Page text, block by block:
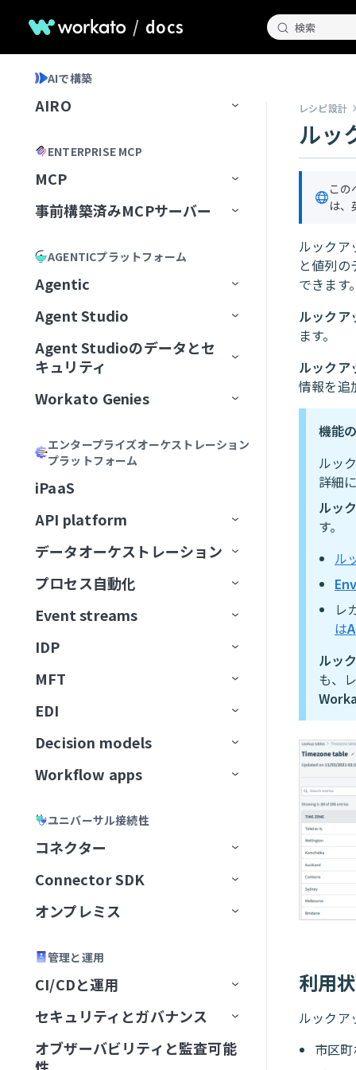
/ docs 検索
AIで構築
AIRO
チャット履歴の管理
AIROが知っていること
最初のブループリントを作成
AIROで構築
Formulaを記述
説明を生成
AIRO MCPサーバー
Acumen
ENTERPRISE MCP
MCP
MCP Registry
リクエスト
MCPサーバーツールの管理
MCPアプリの管理
MCPアプリDevelopment
クティス
MCPツール設計のベストプラク
認証
承認
セス
トラフィック管理
サードパーティサーバーへのプ
MCPサーバーログを表示
ガバナンス
リモートMCPサーバーをインスト
ール
MCPクライアントとしてのGenie
MCPサーバーのアクセスと設定
MCPサーバー制限を設定
GenieにMCPサーバースキルを追
Developer APIおよびEmbedded API
MCP
事前構築済みMCPサーバー
Canva
Confluence
Discord
Docusign
Dropbox
ElevenLabs
Excel
Freshdesk
GitLab Explorer
Gong
Google Calendar
Google Contacts
Google Directory End User
Google Docs
Google Drive
Google Sheets
Google Slides
Highspot
加
ChatGPT
Microsoft Copilot
MCPサーバーをAIモデル組織
に公開
ChatGPT
Claude
AGENTICプラットフォーム
Agentic
Workato Agent Registry
エージェントバージョン管理
大規模アクションモデル
エージェントメモリ
ト
エージェント間通信
Genie会話の可観測性
スキル
データベースのスキル設計
スキル設計のベストプラクティ
ス
MCPサーバースキル
ユーザー確認
ナレッジベースとスキルの比較
FAQ
Agent Studio
Genieの主要コンポーネント
AIモデルとジョブ説明
チャネルサポート
チャネルモード
チャネル認証
チャンネル応答を有効化
APIのチュートリアル
カスタムチャットUIの構築
ガードレール
プラクティス
ナレッジベース管理
データ取り込み
ナレッジベースドキュメント
スのベストプラクティス
ナレッジベースとスキルの比
較
ィス
スキルプロンプト
ナレッジベースとスキルの比
較
Genieの使用開始
Genieのスコープを計画する
クフローの設計
はじめてのGenieを作成する
追加
ナレッジベースを作成
スキルを作成
ファイルと画像をアップロー
ナレッジベースをConfluenceに
接続
GenieチャットからSlackメッセ
ージを送信
経費GenieでCoupa経費を検証
Telegramでパーソナルアシスタ
ントGenieを構築
ジェント間でリクエストをルー
ユーザーとアクセスの管理
析
ファイルと画像をアップロード
Workato GO用のアクションボー
Business approvalsで承認リクエ
エージェントオーケストレーシ
Genieをテスト
レスポンスを返すアクション
Workato Genieコネクターから
移行
コネクターFAQ
Agent Studioのデータとセ
キュリティ
セキュリティ
ユーザーIDを確立
動作の操作
PII匿名化パターン
検証済みユーザーアクセス
データ
Workato Genies
EDI Genie
機能
仕組み
EDI Genieのセットアップ
EDI Genieの使用
IT Support Genie
機能
仕組み
IT Support Genieのセットアッ
プ
License Genie
機能
仕組み
License Genieのセットアップ
営業
CPQ Genie
Rep Genie
エンタープライズオーケストレーション
プラットフォーム
iPaaS
API platform
API監視と分析
ダッシュボード
APIログ
ベストプラクティス
APIゲートウェイ
Edge Gateway
AIゲートウェイ
APIコレクション
APIプロキシコレクション
APIレシピコレクション
AIゲートウェイコレクション
設定を構成
Postmanに同期
OpenAPI仕様のダウンロード
APIエンドポイント
APIレシピエンドポイント
APIレシピを作成
APIリクエストに応答アクショ
ン
APIレシピエンドポイントを設
APIプロキシエンドポイントを
設定
APIプロキシ変換の適用
エンドポイント管理
化
パステンプレート化
エンドポイントパスのガイド
キャッシュ
APIガバナンス
レシピOps
ガー
APIポリシークォータ違反トリ
リガー
APIリクエストタイムアウトト
リガー
APIアクセス
新しいアプリケーションを作
成
新しいアクセスプロファイル
トの作成
Auth Token
JSON Web Token
JWT Workatoクレーム
JWTペイロードクレームを
抽出
OpenID Connect
OAuth 2.0トークンイントロス
ペクション
ライブラリ
開発者ポータルの設定
JITユーザー設定
カスタム認可
Truststore
APIパスプレフィックス
API同時実行
API platformの制限
データオーケストレーション
コンセプト
データソース
サポートされているデータソー
送信先
サポートされている宛先
データの抽出
イベント（トリガー）ベースの
抽出頻度の設定
Change Data Capture
データの読み込み
増分ロード
データ変換
変換手法
カスタムコード
SQL Transformations
データソースをセットアップ
AvroおよびParquetファイルを
変換
クエリをセットアップ
SQL Collection制限
JSON Transformations by
Workato
JSONデータを変換
SQLコレクション by Workato
データパイプライン
データパイプラインの設定
Asanaを設定
BambooHRを設定
Confluenceを設定
Coupaを設定
Databricksを設定
理
レシピ内のパイプライントリガ
シューティング
限
プロセス自動化
エンタープライズ全体の接続性
イベント駆動型自動化
ワークフローオーケストレーショ
スケーラビリティとパフォーマン
ス
監視と分析
ユーザーとロールの管理
Event streams
Workato Event streams
使用方法
権限
トピックのナビゲーション
トピックスキーマ
トピックのリセット
新規メッセージトリガー
新規メッセージバッチトリガー
メッセージ公開アクション
メッセージのバッチを公開アク
Event streams公開API
メッセージを公開
メッセージのバッチを公開
Event streamsの制限
IDP
信頼度スコア
IDP by Workatoの制限事項
アクション
ドキュメントを処理
MFT
フローを転送
ファイル転送を設定
エラー処理と再試行
ファイルサーバー
SFTPエンドポイントをセットア
SFTPアカウントを作成
サーバーアクティビティログ
EDI
コネクション設定
トリガー
ョン
データ形式を変換
ラベルを生成
レコードの検索
Decision models
Decision modelの設定
デシジョンテーブル
Workflow apps
ユースケース例
翻訳アプリ
権限
アプリユーザーとグループの管
理
ポータル設定
SAML認証
ビルダーエクスペリエンス
Workflow appの作成
既存のプロジェクトから
Workflow appを作成
アプリ設定
セットアップとアクセス
アプリインターフェイスを
設定
検証済みユーザーアクセス
ページテンプレート
ページコンポーネント
エンス
招待と認証
Workflow apps portalホームペー
Workflow appsの制限
FAQ
トラブルシューティング
ユニバーサル接続性
コネクター
アプリコネクター
Active Directory
トリガー
新規エントリ
新規/更新済みエントリ
アクション
ユーザーを検索
コネクション設定
Adobe Experience Manager
コネクション設定
ADP Workforce Now
コネクション設定
AI by Workato
ユニバーサルコネクター
コネクション設定
タスクを再開
ユースケース
GraphQL
コネクション設定
アクション
HTTP
HTTPコネクタとConnector
SDK
OData
Aconex
コネクション設定
トリガー
Airwallex
前提条件
Amazon Textract
コネクターを提供
コネクター制限
Connector SDK
プラットフォームクイックス
テストコードタブ
バージョン管理
コネクターを共有
Connector SDKのFAQ
ハウツーガイド
最初のコネクターを構築
OpenAPI仕様によるコネクタ
の生成
SDKリファレンス
コネクターキーリファレン
ス
CLI
はじめに
Connector SDKの制限
オンプレミス
グループを作成
グループステータス
設定
オンプレミスエージェント
エージェントを追加
Windowsパッケージ
エージェントを実行
オンプレミスコネクション
概要
OPA Smart Shunt
管理と運用
CI/CDと運用
Environment
概要
レシピライフサイクルマネジ
メント
セキュリティとガバナンス
セキュリティコンプライアン
スフレームワーク
オブザーバビリティと監査可能
レシピ設計
ルッ
この
は、
ルックア
と値列
できます。
ルックア
ます。
ルック
情報を追
機能
ルッ
詳細
ルッ
す。
ル
レ
は
ルッ
も、
利用
ルックア
市区